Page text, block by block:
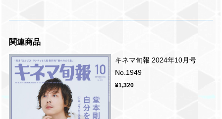
関連商品
キネマ旬報 2024年10月号
No.1949
¥1,320